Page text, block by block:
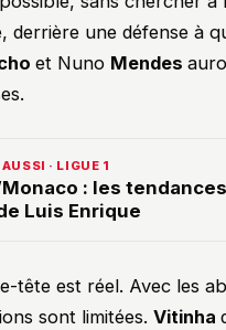
derrière une défense à
et Nuno Mendes
· LIGUE 1
Monaco : les
Luis Enrique
tête est réel. Avec les
sont limitées. Vitinha